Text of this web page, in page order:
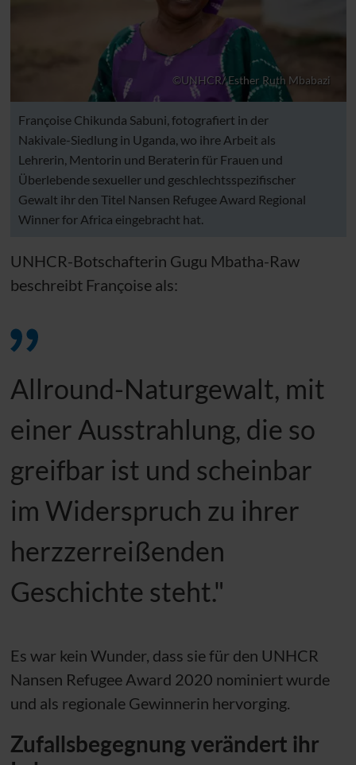
©UNHCR/ Esther Ruth Mbabazi
Françoise Chikunda Sabuni, fotografiert in der
Nakivale-Siedlung in Uganda, wo ihre Arbeit als
Lehrerin, Mentorin und Beraterin für Frauen und
Überlebende sexueller und geschlechtsspezifischer
Gewalt ihr den Titel Nansen Refugee Award Regional
Winner for Africa eingebracht hat.
UNHCR-Botschafterin Gugu Mbatha-Raw
beschreibt Françoise als:
Allround-Naturgewalt, mit
einer Ausstrahlung, die so
greifbar ist und scheinbar
im Widerspruch zu ihrer
herzzerreißenden
Geschichte steht."
Es war kein Wunder, dass sie für den UNHCR
Nansen Refugee Award 2020 nominiert wurde
und als regionale Gewinnerin hervorging.
Zufallsbegegnung verändert ihr